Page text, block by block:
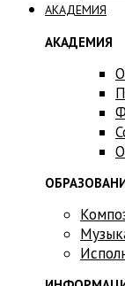
АКАДЕМИЯ
АКАДЕМИЯ